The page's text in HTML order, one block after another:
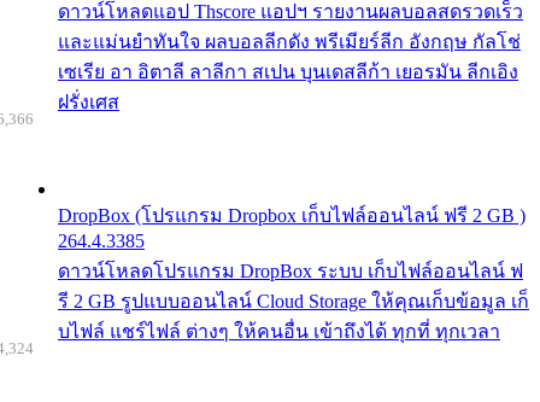
ดาวน์โหลดแอป Thscore แอปฯ รายงานผลบอลสดรวดเร็ว
และแม่นยำทันใจ ผลบอลลีกดัง พรีเมียร์ลีก อังกฤษ กัลโช่
เซเรีย อา อิตาลี ลาลีกา สเปน บุนเดสลีก้า เยอรมัน ลีกเอิง
ฝรั่งเศส
DropBox (โปรแกรม Dropbox เก็บไฟล์ออนไลน์ ฟรี 2 GB )
264.4.3385
ดาวน์โหลดโปรแกรม DropBox ระบบ เก็บไฟล์ออนไลน์ ฟ
รี 2 GB รูปแบบออนไลน์ Cloud Storage ให้คุณเก็บข้อมูล เก็
บไฟล์ แชร์ไฟล์ ต่างๆ ให้คนอื่น เข้าถึงได้ ทุกที่ ทุกเวลา